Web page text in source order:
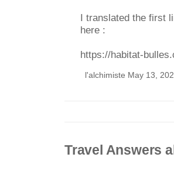
I translated the first
here :
https://habitat-
l'alchimiste May 13,
Travel Answers